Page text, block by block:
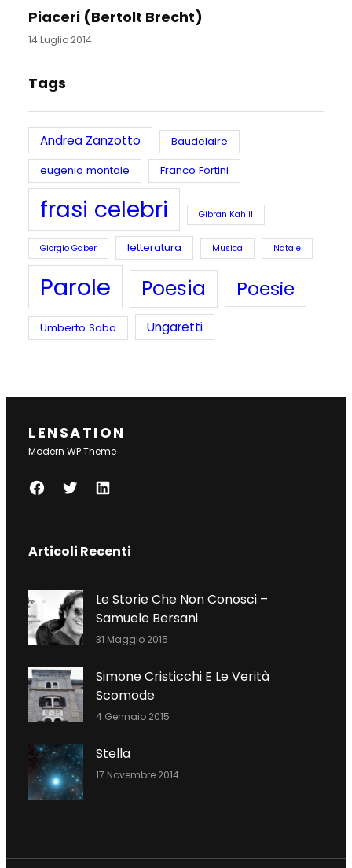
Piaceri (Bertolt Brecht)
14 Luglio 2014
Tags
Andrea Zanzotto
Baudelaire
eugenio montale
Franco Fortini
frasi celebri Gibran Kahlil
Giorgio Gaber letteratura Musica Natale
Parole Poesia Poesie
Umberto Saba Ungaretti
LENSATION
Modern WP Theme
F
E
O
O
K
T
T
E
R
L
K
N
Articoli Recenti
Le Storie Che Non Conosci –
Samuele Bersani
31 Maggio 2015
Simone Cristicchi E Le Verità
Scomode
4 Gennaio 2015
Stella
17 Novembre 2014